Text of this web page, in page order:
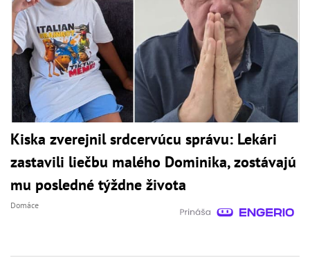
Kiska zverejnil srdcervúcu správu: Lekári
zastavili liečbu malého Dominika, zostávajú
mu posledné týždne života
Domáce